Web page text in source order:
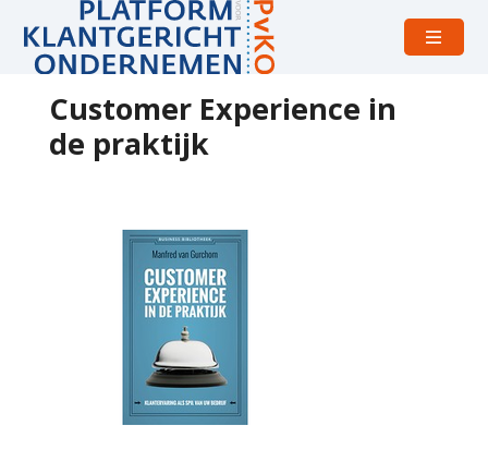
Open
Customer Experience in
de praktijk